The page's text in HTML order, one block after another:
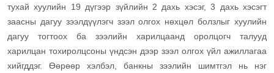
тухай хуулийн 19 дүгээр зүйлийн 2 дахь хэсэг, 3 дахь хэсэгт
заасны дагуу зээлдүүлэгч зээл олгох нөхцөл болзлыг хуулийн
дагуу тогтоох ба зээлийн харилцаанд оролцогч талууд
харилцан тохиролцсоны үндсэн дээр зээл олгох үйл ажиллагаа
хийгддэг. Өөрөөр хэлбэл, банкны зээлийн шимтгэл нь нэг